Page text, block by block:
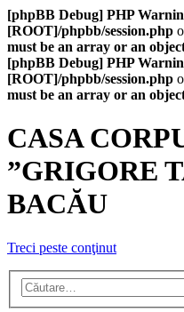
[phpBB Debug] PHP
[ROOT]/phpbb/session.php
must be an array or an
[phpBB Debug] PHP
[ROOT]/phpbb/session.php
must be an array or an
CASA
”GRIGORE
BACĂU
Treci peste conţinut